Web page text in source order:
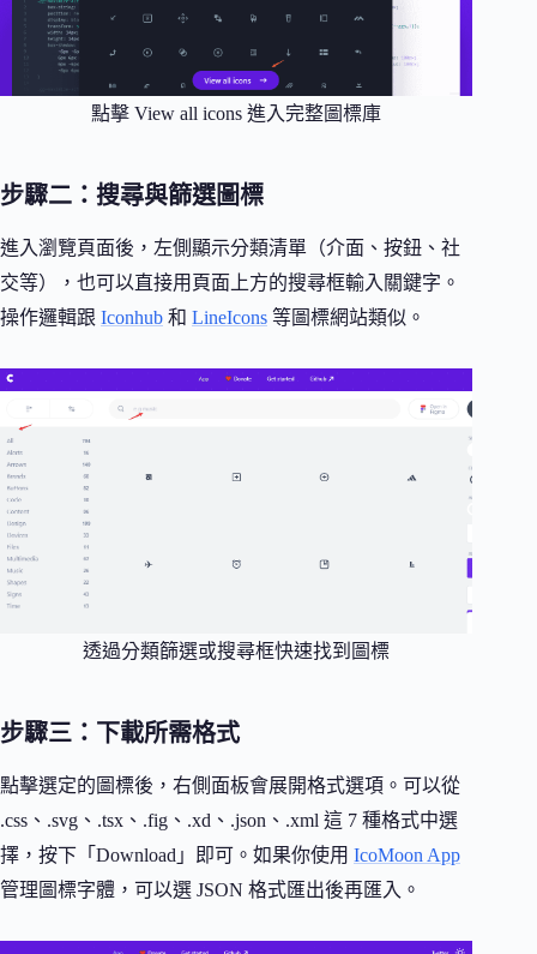
點擊 View all icons 進入完整圖標庫
步驟二：搜尋與篩選圖標
進入瀏覽頁面後，左側顯示分類清單（介面、按鈕、社
交等），也可以直接用頁面上方的搜尋框輸入關鍵字。
操作邏輯跟 Iconhub 和 LineIcons 等圖標網站類似。
透過分類篩選或搜尋框快速找到圖標
步驟三：下載所需格式
點擊選定的圖標後，右側面板會展開格式選項。可以從
.css、.svg、.tsx、.fig、.xd、.json、.xml 這 7 種格式中選
擇，按下「Download」即可。如果你使用 IcoMoon App
管理圖標字體，可以選 JSON 格式匯出後再匯入。